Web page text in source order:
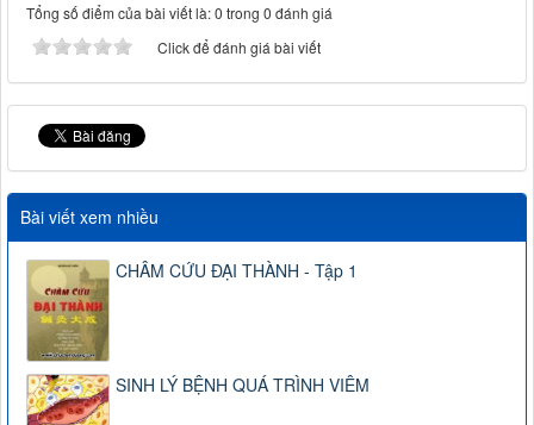
Tổng số điểm của bài viết là: 0 trong 0 đánh giá
Click để đánh giá bài viết
Bài viết xem nhiều
CHÂM CỨU ĐẠI THÀNH - Tập 1
SINH LÝ BỆNH QUÁ TRÌNH VIÊM